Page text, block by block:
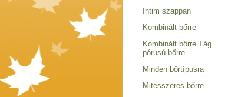
Intim szappan
Kombinált bőrre
Kombinált bőrre Tág
pórusú bőrre
Minden bőrtípusra
Mitesszeres bőrre